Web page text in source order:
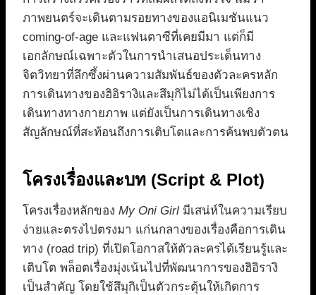
ภาพยนตร์จะเดินตามรอยทางของแอนิเมชันแนว
coming-of-age และแฟนตาซีที่เคยมีมา แต่ก็มี
เอกลักษณ์เฉพาะตัวในการนำเสนอประเด็นทาง
จิตวิทยาที่ลึกซึ้งผ่านความสัมพันธ์ของตัวละครหลัก
การเดินทางของฮิอิรางิและสึมุกิไม่ได้เป็นเพียงการ
เดินทางทางกายภาพ แต่ยังเป็นการเดินทางเชิง
สัญลักษณ์ที่สะท้อนถึงการเติบโตและการค้นพบตัวตน
โครงเรื่องและบท (Script & Plot)
โครงเรื่องหลักของ My Oni Girl มีเสน่ห์ในความเรียบ
ง่ายและตรงไปตรงมา แก่นกลางของเรื่องคือการเดิน
ทาง (road trip) ที่เปิดโอกาสให้ตัวละครได้เรียนรู้และ
เติบโต พล็อตเรื่องมุ่งเน้นไปที่พัฒนาการของฮิอิรางิ
เป็นสำคัญ โดยใช้สึมุกิเป็นตัวกระตุ้นให้เกิดการ